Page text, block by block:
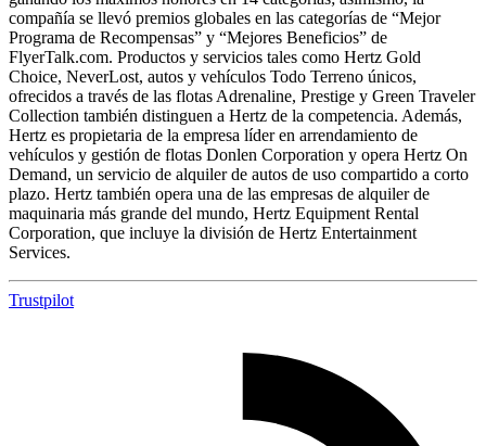
compañía se llevó premios globales en las categorías de “Mejor
Programa de Recompensas” y “Mejores Beneficios” de
FlyerTalk.com. Productos y servicios tales como Hertz Gold
Choice, NeverLost, autos y vehículos Todo Terreno únicos,
ofrecidos a través de las flotas Adrenaline, Prestige y Green Traveler
Collection también distinguen a Hertz de la competencia. Además,
Hertz es propietaria de la empresa líder en arrendamiento de
vehículos y gestión de flotas Donlen Corporation y opera Hertz On
Demand, un servicio de alquiler de autos de uso compartido a corto
plazo. Hertz también opera una de las empresas de alquiler de
maquinaria más grande del mundo, Hertz Equipment Rental
Corporation, que incluye la división de Hertz Entertainment
Services.
Trustpilot